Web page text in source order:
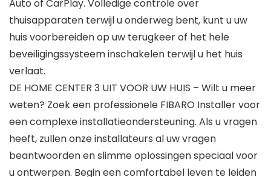
Auto of CarPlay. Volledige controle over
thuisapparaten terwijl u onderweg bent, kunt u uw
huis voorbereiden op uw terugkeer of het hele
beveiligingssysteem inschakelen terwijl u het huis
verlaat.
DE HOME CENTER 3 UIT VOOR UW HUIS – Wilt u meer
weten? Zoek een professionele FIBARO Installer voor
een complexe installatieondersteuning. Als u vragen
heeft, zullen onze installateurs al uw vragen
beantwoorden en slimme oplossingen speciaal voor
u ontwerpen. Begin een comfortabel leven te leiden